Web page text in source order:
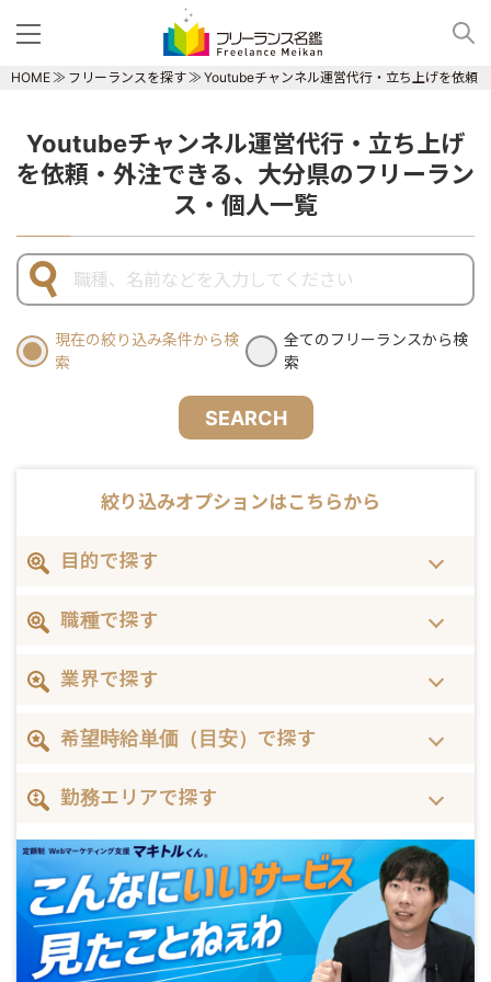
HOME フリーランスを探す Youtubeチャンネル運営代行・立ち上げを依頼
Youtubeチャンネル運営代行・立ち上げ
を依頼・外注できる、大分県のフリーラン
ス・個人一覧
現在の絞り込み条件から検
索
全てのフリーランスから検
索
SEARCH
絞り込みオプションはこちらから
目的で探す
職種で探す
業界で探す
希望時給単価（目安）で探す
勤務エリアで探す